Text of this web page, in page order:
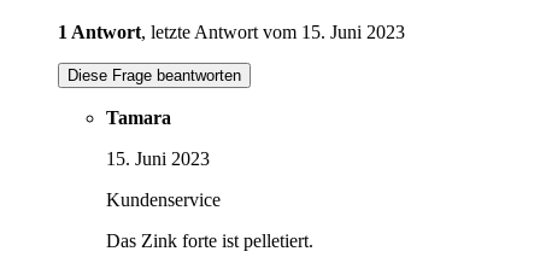
1 Antwort, letzte Antwort vom 15. Juni 2023
Diese Frage beantworten
Tamara
15. Juni 2023
Kundenservice
Das Zink forte ist pelletiert.